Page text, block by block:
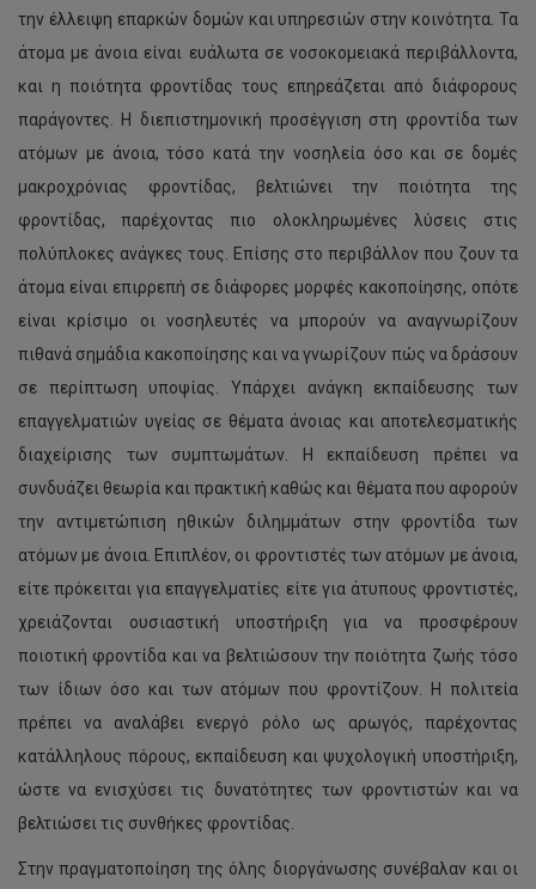
την έλλειψη επαρκών δομών και υπηρεσιών στην κοινότητα. Τα
άτομα με άνοια είναι ευάλωτα σε νοσοκομειακά περιβάλλοντα,
και η ποιότητα φροντίδας τους επηρεάζεται από διάφορους
παράγοντες. Η διεπιστημονική προσέγγιση στη φροντίδα των
ατόμων με άνοια, τόσο κατά την νοσηλεία όσο και σε δομές
μακροχρόνιας φροντίδας, βελτιώνει την ποιότητα της
φροντίδας, παρέχοντας πιο ολοκληρωμένες λύσεις στις
πολύπλοκες ανάγκες τους. Επίσης στο περιβάλλον που ζουν τα
άτομα είναι επιρρεπή σε διάφορες μορφές κακοποίησης, οπότε
είναι κρίσιμο οι νοσηλευτές να μπορούν να αναγνωρίζουν
πιθανά σημάδια κακοποίησης και να γνωρίζουν πώς να δράσουν
σε περίπτωση υποψίας. Υπάρχει ανάγκη εκπαίδευσης των
επαγγελματιών υγείας σε θέματα άνοιας και αποτελεσματικής
διαχείρισης των συμπτωμάτων. Η εκπαίδευση πρέπει να
συνδυάζει θεωρία και πρακτική καθώς και θέματα που αφορούν
την αντιμετώπιση ηθικών διλημμάτων στην φροντίδα των
ατόμων με άνοια. Επιπλέον, οι φροντιστές των ατόμων με άνοια,
είτε πρόκειται για επαγγελματίες είτε για άτυπους φροντιστές,
χρειάζονται ουσιαστική υποστήριξη για να προσφέρουν
ποιοτική φροντίδα και να βελτιώσουν την ποιότητα ζωής τόσο
των ίδιων όσο και των ατόμων που φροντίζουν. Η πολιτεία
πρέπει να αναλάβει ενεργό ρόλο ως αρωγός, παρέχοντας
κατάλληλους πόρους, εκπαίδευση και ψυχολογική υποστήριξη,
ώστε να ενισχύσει τις δυνατότητες των φροντιστών και να
βελτιώσει τις συνθήκες φροντίδας.
Στην πραγματοποίηση της όλης διοργάνωσης συνέβαλαν και οι